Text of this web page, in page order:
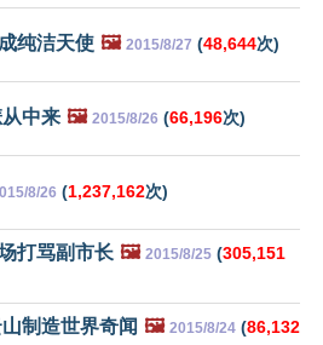
纯洁天使 🖼️ 2015/8/27 (48,644次)
中来 🖼️ 2015/8/26 (66,196次)
8/26 (1,237,162次)
打骂副市长 🖼️ 2015/8/25 (305,151
制造世界奇闻 🖼️ 2015/8/24 (86,132